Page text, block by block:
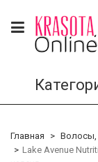
Главная
Волосы,
Lake Avenue